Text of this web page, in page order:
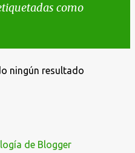
como
ningún resultado
de Blogger